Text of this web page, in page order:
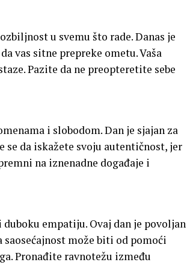
u svemu što rade. Danas je
vas sitne prepreke ometu. Vaša
Pazite da ne preopteretite sebe
i slobodom. Dan je sjajan za
da iskažete svoju autentičnost, jer
na iznenadne događaje i
empatiju. Ovaj dan je povoljan
može biti od pomoći
Pronađite ravnotežu između